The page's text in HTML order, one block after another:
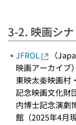
3-2. 映画シ
JFROL
（
映画アーカイブ）
東映太秦映画村
記念映画文化財
内博士記念演劇
館（2025年4月